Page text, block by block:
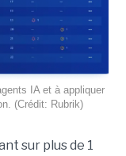
IA et à appliquer
(Crédit: Rubrik)
sur plus de 1